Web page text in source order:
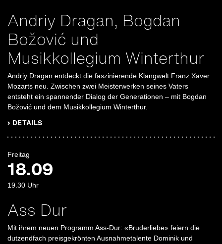
Andriy Dragan, Bogdan
Božović und
Musikkollegium Winterthur
Andriy Dragan entdeckt die faszinierende Klangwelt Franz Xaver
Mozarts neu. Zwischen zwei Meisterwerken seines Vaters
entsteht ein spannender Dialog der Generationen – mit Bogdan
Božović und dem Musikkollegium Winterthur.
› DETAILS
Freitag
18.09
19.30 Uhr
Ass Dur
Mit ihrem neuen Programm Ass-Dur: «Bruderliebe» feiern die
dutzendfach preisgekrönten Ausnahmetalente Dominik und